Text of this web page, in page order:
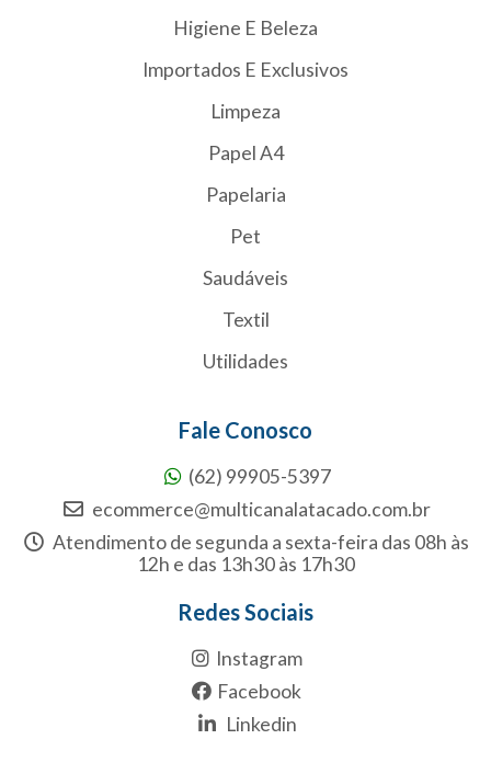
Higiene E Beleza
Importados E Exclusivos
Limpeza
Papel A4
Papelaria
Pet
Saudáveis
Textil
Utilidades
Fale Conosco
(62) 99905-5397
ecommerce@multicanalatacado.com.br
Atendimento de segunda a sexta-feira das 08h às
12h e das 13h30 às 17h30
Redes Sociais
Instagram
Facebook
Linkedin